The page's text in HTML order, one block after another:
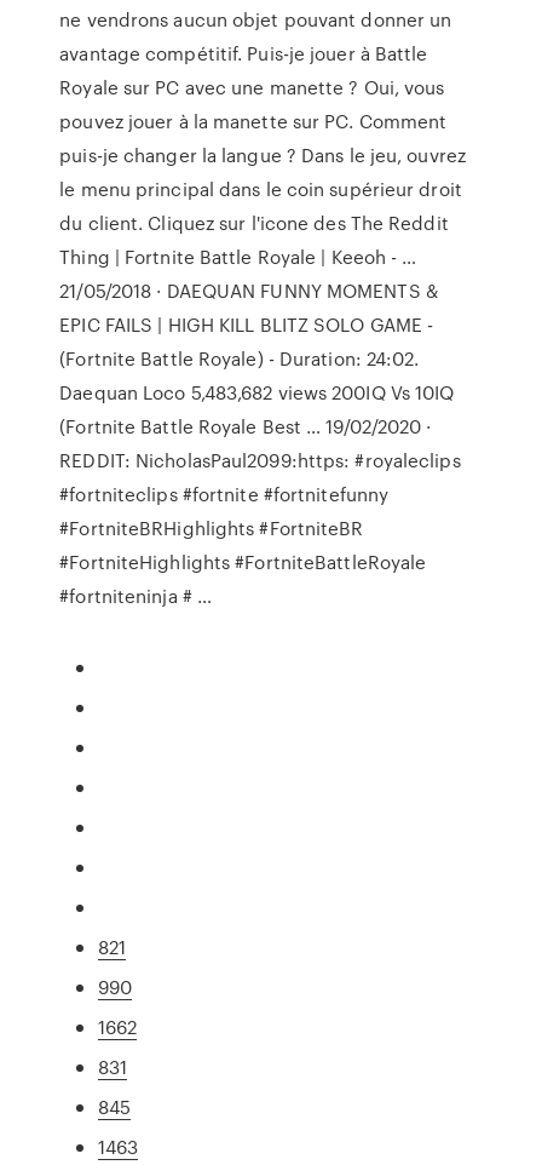
ne vendrons aucun objet pouvant donner un
avantage compétitif. Puis-je jouer à Battle
Royale sur PC avec une manette ? Oui, vous
pouvez jouer à la manette sur PC. Comment
puis-je changer la langue ? Dans le jeu, ouvrez
le menu principal dans le coin supérieur droit
du client. Cliquez sur l'icone des The Reddit
Thing | Fortnite Battle Royale | Keeoh - …
21/05/2018 · DAEQUAN FUNNY MOMENTS &
EPIC FAILS | HIGH KILL BLITZ SOLO GAME -
(Fortnite Battle Royale) - Duration: 24:02.
Daequan Loco 5,483,682 views 200IQ Vs 10IQ
(Fortnite Battle Royale Best … 19/02/2020 ·
REDDIT: NicholasPaul2099:https: #royaleclips
#fortniteclips #fortnite #fortnitefunny
#FortniteBRHighlights #FortniteBR
#FortniteHighlights #FortniteBattleRoyale
#fortniteninja # …
821
990
1662
831
845
1463